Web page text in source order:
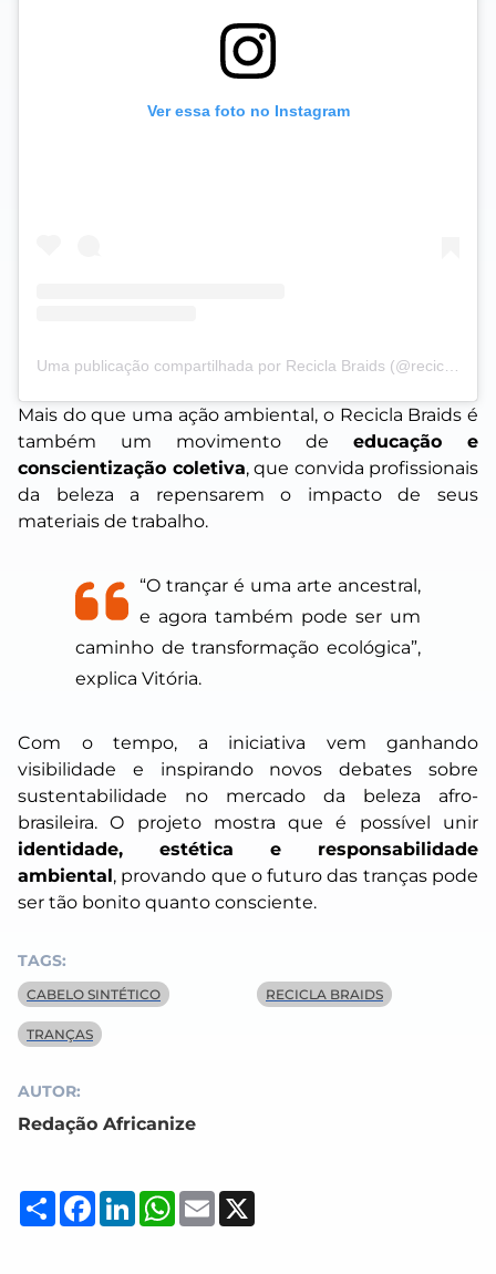
Ver essa foto no Instagram
Uma publicação compartilhada por Recicla Braids (@reciclabraids)
Mais do que uma ação ambiental, o Recicla Braids é
também um movimento de educação e
conscientização coletiva, que convida profissionais
da beleza a repensarem o impacto de seus
materiais de trabalho.
“O trançar é uma arte ancestral,
e agora também pode ser um
caminho de transformação ecológica”,
explica Vitória.
Com o tempo, a iniciativa vem ganhando
visibilidade e inspirando novos debates sobre
sustentabilidade no mercado da beleza afro-
brasileira. O projeto mostra que é possível unir
identidade, estética e responsabilidade
ambiental, provando que o futuro das tranças pode
ser tão bonito quanto consciente.
TAGS:
CABELO SINTÉTICO RECICLA BRAIDS
TRANÇAS
AUTOR:
Redação Africanize
Compartilhar
Facebook
LinkedInWhatsApp
Email